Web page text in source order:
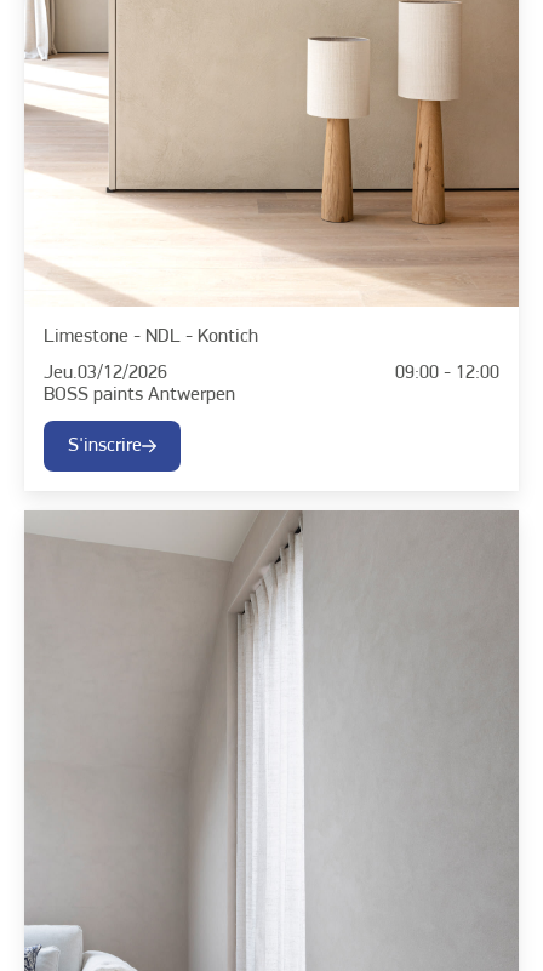
Limestone - NDL - Kontich
Jeu.03/12/2026
09:00 - 12:00
BOSS paints Antwerpen
S'inscrire